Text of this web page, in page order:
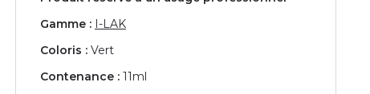
Gamme : I-LAK
Coloris : Vert
Contenance : 11ml